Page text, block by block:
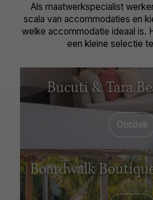
Als maatwerkspecialist
scala van accommodaties en
welke accommodatie ideaal is.
een kleine selectie
Bucuti & Tara
Ontdek
Boardwalk